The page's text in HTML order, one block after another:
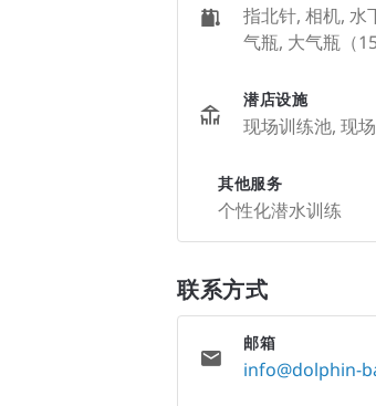
指北针, 相机, 水
气瓶, 大气瓶（
潜店设施
现场训练池, 现
其他服务
个性化潜水训练
联系方式
邮箱
info@dolphin-